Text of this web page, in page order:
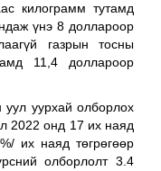
килограмм тутамд
үнэ 8 доллароор
газрын тосны
11,4 доллароор
уул уурхай олборлох
2022 онд 17 их наяд
их наяд төгрөгөөр
олборлолт 3.4